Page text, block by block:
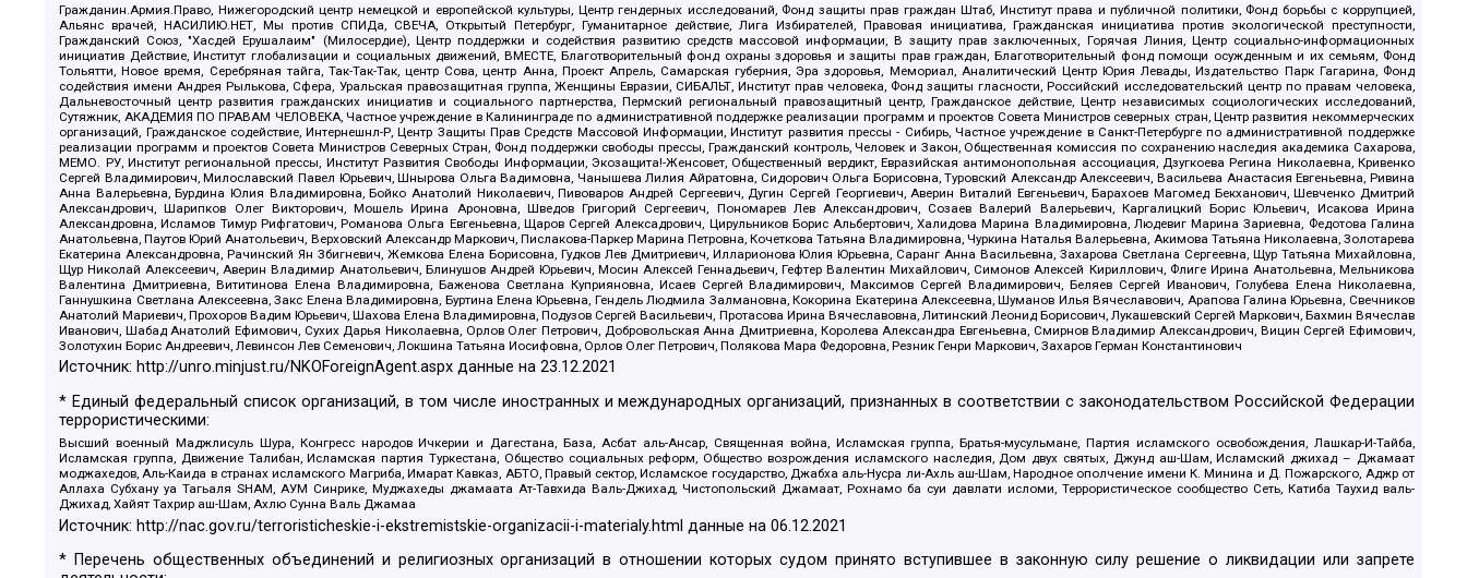
Гражданин.Армия.Право, Нижегородский центр немецкой и европейской культуры, Центр гендерных исследований, Фонд защиты прав граждан Штаб, Институт права и публичной политики, Фонд борьбы с коррупцией,
Альянс врачей, НАСИЛИЮ.НЕТ, Мы против СПИДа, СВЕЧА, Открытый Петербург, Гуманитарное действие, Лига Избирателей, Правовая инициатива, Гражданская инициатива против экологической преступности,
Гражданский Союз, "Хасдей Ерушалаим" (Милосердие), Центр поддержки и содействия развитию средств массовой информации, В защиту прав заключенных, Горячая Линия, Центр социально-информационных
инициатив Действие, Институт глобализации и социальных движений, ВМЕСТЕ, Благотворительный фонд охраны здоровья и защиты прав граждан, Благотворительный фонд помощи осужденным и их семьям, Фонд
Тольятти, Новое время, Серебряная тайга, Так-Так-Так, центр Сова, центр Анна, Проект Апрель, Самарская губерния, Эра здоровья, Мемориал, Аналитический Центр Юрия Левады, Издательство Парк Гагарина, Фонд
содействия имени Андрея Рылькова, Сфера, Уральская правозащитная группа, Женщины Евразии, СИБАЛЬТ, Институт прав человека, Фонд защиты гласности, Российский исследовательский центр по правам человека,
Дальневосточный центр развития гражданских инициатив и социального партнерства, Пермский региональный правозащитный центр, Гражданское действие, Центр независимых социологических исследований,
Сутяжник, АКАДЕМИЯ ПО ПРАВАМ ЧЕЛОВЕКА, Частное учреждение в Калининграде по административной поддержке реализации программ и проектов Совета Министров северных стран, Центр развития некоммерческих
организаций, Гражданское содействие, Интернешнл-Р, Центр Защиты Прав Средств Массовой Информации, Институт развития прессы - Сибирь, Частное учреждение в Санкт-Петербурге по административной поддержке
реализации программ и проектов Совета Министров Северных Стран, Фонд поддержки свободы прессы, Гражданский контроль, Человек и Закон, Общественная комиссия по сохранению наследия академика Сахарова,
МЕМО. РУ, Институт региональной прессы, Институт Развития Свободы Информации, Экозащита!-Женсовет, Общественный вердикт, Евразийская антимонопольная ассоциация, Дзугкоева Регина Николаевна, Кривенко
Сергей Владимирович, Милославский Павел Юрьевич, Шнырова Ольга Вадимовна, Чанышева Лилия Айратовна, Сидорович Ольга Борисовна, Туровский Александр Алексеевич, Васильева Анастасия Евгеньевна, Ривина
Анна Валерьевна, Бурдина Юлия Владимировна, Бойко Анатолий Николаевич, Пивоваров Андрей Сергеевич, Дугин Сергей Георгиевич, Аверин Виталий Евгеньевич, Барахоев Магомед Бекханович, Шевченко Дмитрий
Александрович, Шарипков Олег Викторович, Мошель Ирина Ароновна, Шведов Григорий Сергеевич, Пономарев Лев Александрович, Созаев Валерий Валерьевич, Каргалицкий Борис Юльевич, Исакова Ирина
Александровна, Исламов Тимур Рифгатович, Романова Ольга Евгеньевна, Щаров Сергей Алексадрович, Цирульников Борис Альбертович, Халидова Марина Владимировна, Людевиг Марина Зариевна, Федотова Галина
Анатольевна, Паутов Юрий Анатольевич, Верховский Александр Маркович, Пислакова-Паркер Марина Петровна, Кочеткова Татьяна Владимировна, Чуркина Наталья Валерьевна, Акимова Татьяна Николаевна, Золотарева
Екатерина Александровна, Рачинский Ян Збигневич, Жемкова Елена Борисовна, Гудков Лев Дмитриевич, Илларионова Юлия Юрьевна, Саранг Анна Васильевна, Захарова Светлана Сергеевна, Щур Татьяна Михайловна,
Щур Николай Алексеевич, Аверин Владимир Анатольевич, Блинушов Андрей Юрьевич, Мосин Алексей Геннадьевич, Гефтер Валентин Михайлович, Симонов Алексей Кириллович, Флиге Ирина Анатольевна, Мельникова
Валентина Дмитриевна, Вититинова Елена Владимировна, Баженова Светлана Куприяновна, Исаев Сергей Владимирович, Максимов Сергей Владимирович, Беляев Сергей Иванович, Голубева Елена Николаевна,
Ганнушкина Светлана Алексеевна, Закс Елена Владимировна, Буртина Елена Юрьевна, Гендель Людмила Залмановна, Кокорина Екатерина Алексеевна, Шуманов Илья Вячеславович, Арапова Галина Юрьевна, Свечников
Анатолий Мариевич, Прохоров Вадим Юрьевич, Шахова Елена Владимировна, Подузов Сергей Васильевич, Протасова Ирина Вячеславовна, Литинский Леонид Борисович, Лукашевский Сергей Маркович, Бахмин Вячеслав
Иванович, Шабад Анатолий Ефимович, Сухих Дарья Николаевна, Орлов Олег Петрович, Добровольская Анна Дмитриевна, Королева Александра Евгеньевна, Смирнов Владимир Александрович, Вицин Сергей Ефимович,
Золотухин Борис Андреевич, Левинсон Лев Семенович, Локшина Татьяна Иосифовна, Орлов Олег Петрович, Полякова Мара Федоровна, Резник Генри Маркович, Захаров Герман Константинович
Источник: http://unro.minjust.ru/NKOForeignAgent.aspx данные на23.12.2021
* Единый федеральный список организаций, в том числе иностранных и международных организаций, признанных в соответствии с законодательством Российской Федерации
террористическими:
Высший военный Маджлисуль Шура, Конгресс народов Ичкерии и Дагестана, База, Асбат аль-Ансар, Священная война, Исламская группа, Братья-мусульмане, Партия исламского освобождения, Лашкар-И-Тайба,
Исламская группа, Движение Талибан, Исламская партия Туркестана, Общество социальных реформ, Общество возрождения исламского наследия, Дом двух святых, Джунд аш-Шам, Исламский джихад – Джамаат
моджахедов, Аль-Каида в странах исламского Магриба, Имарат Кавказ, АБТО, Правый сектор, Исламское государство, Джабха аль-Нусра ли-Ахль аш-Шам, Народное ополчение имени К. Минина и Д. Пожарского, Аджр от
Аллаха Субхану уа Тагьаля SHAM, АУМ Синрике, Муджахеды джамаата Ат-Тавхида Валь-Джихад, Чистопольский Джамаат, Рохнамо ба суи давлати исломи, Террористическое сообщество Сеть, Катиба Таухид валь-
Джихад, Хайят Тахрир аш-Шам, Ахлю Сунна Валь Джамаа
Источник: http://nac.gov.ru/terroristicheskie-i-ekstremistskie-organizacii-i-materialy.html данные на06.12.2021
* Перечень общественных объединений и религиозных организаций в отношении которых судом принято вступившее в законную силу решение о ликвидации или запрете